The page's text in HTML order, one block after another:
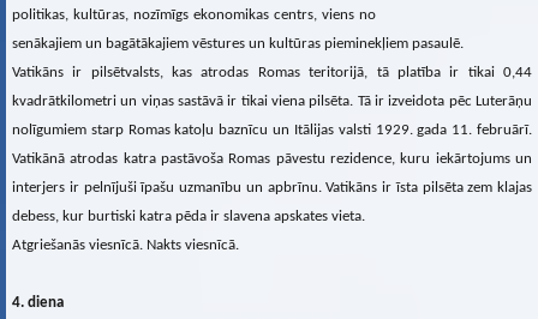
politikas, kultūras, nozīmīgs ekonomikas centrs, viens no
senākajiem un bagātākajiem vēstures un kultūras pieminekļiem pasaulē.
Vatikāns ir pilsētvalsts, kas atrodas Romas teritorijā, tā platība ir tikai 0,44
kvadrātkilometri un viņas sastāvā ir tikai viena pilsēta. Tā ir izveidota pēc Luterāņu
nolīgumiem starp Romas katoļu baznīcu un Itālijas valsti 1929. gada 11. februārī.
Vatikānā atrodas katra pastāvoša Romas pāvestu rezidence, kuru iekārtojums un
interjers ir pelnījuši īpašu uzmanību un apbrīnu. Vatikāns ir īsta pilsēta zem klajas
debess, kur burtiski katra pēda ir slavena apskates vieta.
Atgriešanās viesnīcā. Nakts viesnīcā.
4. diena